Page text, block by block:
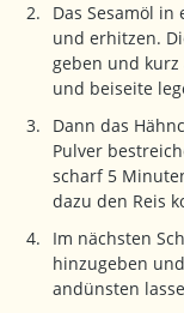
Das Sesamöl
und erhitzen.
geben und
und beiseite
Dann das
Pulver
scharf 5
dazu den Reis
Im nächsten
hinzugeben
andünsten